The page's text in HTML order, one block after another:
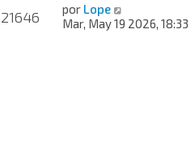
21646 por Lope
Mar, May 19 2026, 18:33